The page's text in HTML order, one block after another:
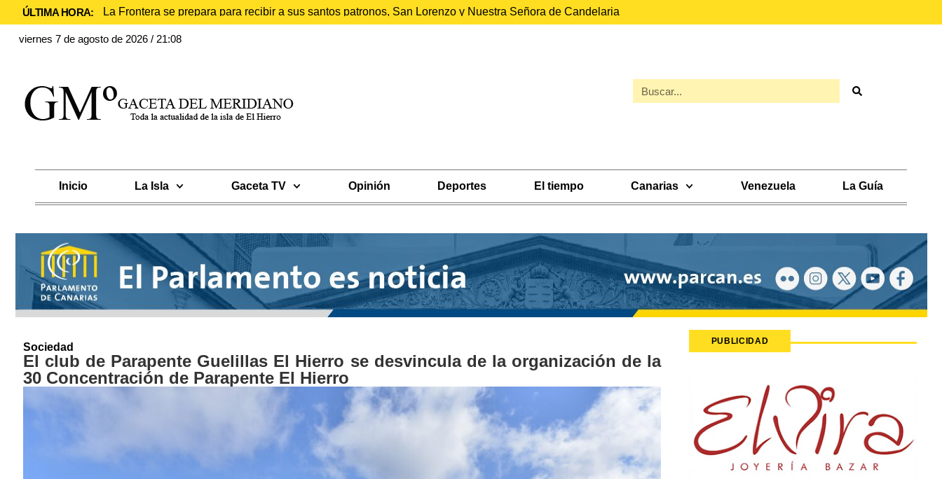
ÚLTIMA HORA: La Frontera se prepara para recibir a sus santos patronos, San Lorenzo y Nuestra Señora de Candelaria
viernes 7 de agosto de 2026 / 21:08
Inicio La Isla Gaceta TV Opinión Deportes El tiempo Canarias Venezuela La Guía
Sociedad
El club de Parapente Guelillas El Hierro se desvincula de la organización de la
30 Concentración de Parapente El Hierro
PUBLICIDAD